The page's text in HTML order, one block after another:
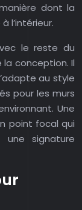
dont la
l’intérieur.
le reste du
conception. Il
au style
pour les murs
Une
point focal qui
une signature